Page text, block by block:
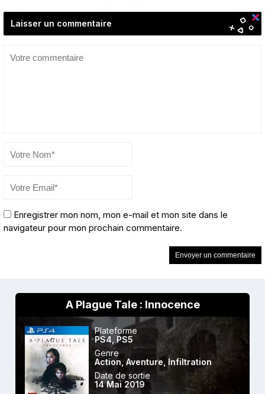
Laisser un commentaire
Enregistrer mon nom, mon e-mail et mon site dans le
navigateur pour mon prochain commentaire.
A Plague Tale : Innocence
Plateforme
PS4 PS5
Genre
Action Aventure Infiltration
Date de sortie
14 Mai 2019